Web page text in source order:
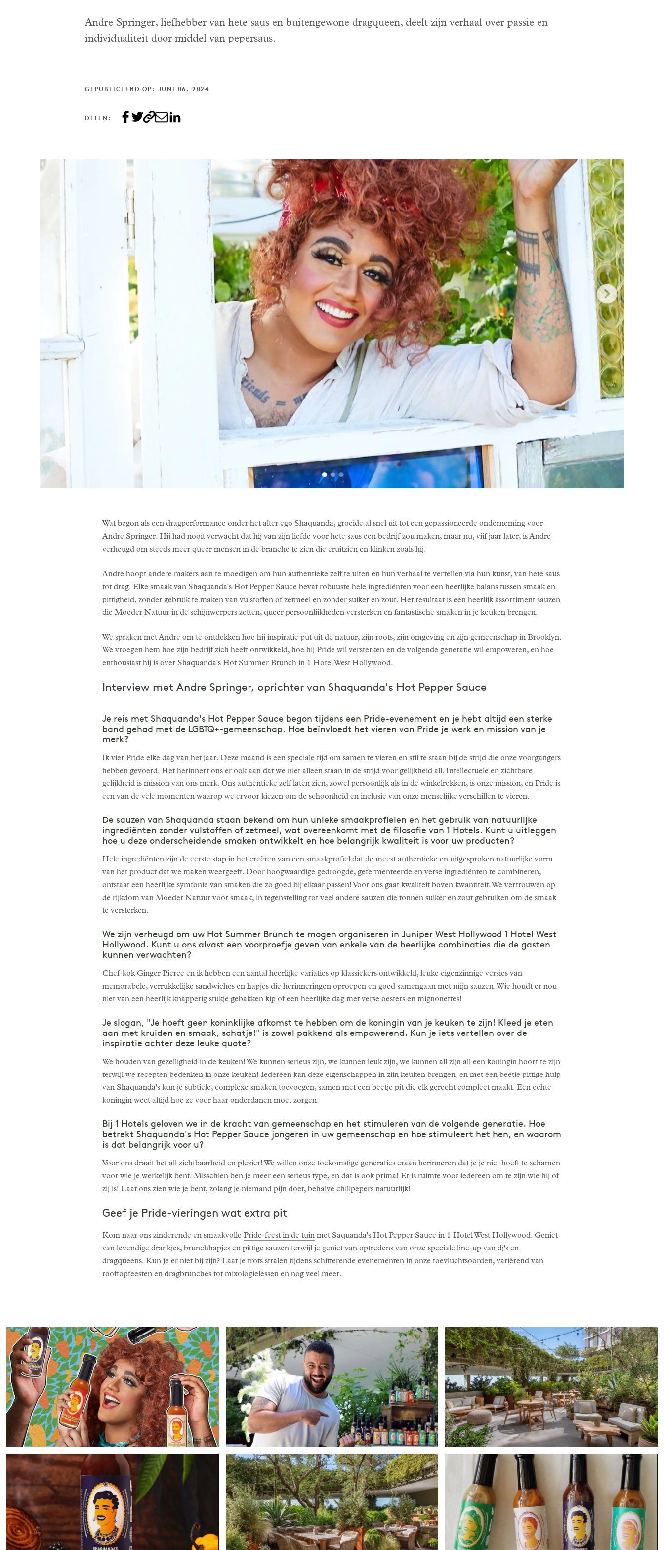
Andre Springer, liefhebber van hete saus en buitengewone dragqueen, deelt zijn verhaal over passie en
individualiteit door middel van pepersaus.
GEPUBLICEERD OP: JUNI 06, 2024
DELEN:
Wat begon als een dragperformance onder het alter ego Shaquanda, groeide al snel uit tot een gepassioneerde onderneming voor
Andre Springer. Hij had nooit verwacht dat hij van zijn liefde voor hete saus een bedrijf zou maken, maar nu, vijf jaar later, is Andre
verheugd om steeds meer queer mensen in de branche te zien die eruitzien en klinken zoals hij.
Andre hoopt andere makers aan te moedigen om hun authentieke zelf te uiten en hun verhaal te vertellen via hun kunst, van hete saus
tot drag. Elke smaak van Shaquanda's Hot Pepper Sauce bevat robuuste hele ingrediënten voor een heerlijke balans tussen smaak en
pittigheid, zonder gebruik te maken van vulstoffen of zetmeel en zonder suiker en zout. Het resultaat is een heerlijk assortiment sauzen
die Moeder Natuur in de schijnwerpers zetten, queer persoonlijkheden versterken en fantastische smaken in je keuken brengen.
We spraken met Andre om te ontdekken hoe hij inspiratie put uit de natuur, zijn roots, zijn omgeving en zijn gemeenschap in Brooklyn.
We vroegen hem hoe zijn bedrijf zich heeft ontwikkeld, hoe hij Pride wil versterken en de volgende generatie wil empoweren, en hoe
enthousiast hij is over Shaquanda's Hot Summer Brunch in 1 Hotel West Hollywood.
Interview met Andre Springer, oprichter van Shaquanda's Hot Pepper Sauce
Je reis met Shaquanda's Hot Pepper Sauce begon tijdens een Pride-evenement en je hebt altijd een sterke
band gehad met de LGBTQ+-gemeenschap. Hoe beïnvloedt het vieren van Pride je werk en mission van je
merk?
Ik vier Pride elke dag van het jaar. Deze maand is een speciale tijd om samen te vieren en stil te staan bij de strijd die onze voorgangers
hebben gevoerd. Het herinnert ons er ook aan dat we niet alleen staan in de strijd voor gelijkheid all. Intellectuele en zichtbare
gelijkheid is mission van ons merk. Ons authentieke zelf laten zien, zowel persoonlijk als in de winkelrekken, is onze mission, en Pride is
een van de vele momenten waarop we ervoor kiezen om de schoonheid en inclusie van onze menselijke verschillen te vieren.
De sauzen van Shaquanda staan bekend om hun unieke smaakprofielen en het gebruik van natuurlijke
ingrediënten zonder vulstoffen of zetmeel, wat overeenkomt met de filosofie van 1 Hotels. Kunt u uitleggen
hoe u deze onderscheidende smaken ontwikkelt en hoe belangrijk kwaliteit is voor uw producten?
Hele ingrediënten zijn de eerste stap in het creëren van een smaakprofiel dat de meest authentieke en uitgesproken natuurlijke vorm
van het product dat we maken weergeeft. Door hoogwaardige gedroogde, gefermenteerde en verse ingrediënten te combineren,
ontstaat een heerlijke symfonie van smaken die zo goed bij elkaar passen! Voor ons gaat kwaliteit boven kwantiteit. We vertrouwen op
de rijkdom van Moeder Natuur voor smaak, in tegenstelling tot veel andere sauzen die tonnen suiker en zout gebruiken om de smaak
te versterken.
We zijn verheugd om uw Hot Summer Brunch te mogen organiseren in Juniper West Hollywood 1 Hotel West
Hollywood. Kunt u ons alvast een voorproefje geven van enkele van de heerlijke combinaties die de gasten
kunnen verwachten?
Chef-kok Ginger Pierce en ik hebben een aantal heerlijke variaties op klassiekers ontwikkeld, leuke eigenzinnige versies van
memorabele, verrukkelijke sandwiches en hapjes die herinneringen oproepen en goed samengaan met mijn sauzen. Wie houdt er nou
niet van een heerlijk knapperig stukje gebakken kip of een heerlijke dag met verse oesters en mignonettes!
Je slogan, "Je hoeft geen koninklijke afkomst te hebben om de koningin van je keuken te zijn! Kleed je eten
aan met kruiden en smaak, schatje!" is zowel pakkend als empowerend. Kun je iets vertellen over de
inspiratie achter deze leuke quote?
We houden van gezelligheid in de keuken! We kunnen serieus zijn, we kunnen leuk zijn, we kunnen all zijn all een koningin hoort te zijn
terwijl we recepten bedenken in onze keuken! Iedereen kan deze eigenschappen in zijn keuken brengen, en met een beetje pittige hulp
van Shaquanda's kun je subtiele, complexe smaken toevoegen, samen met een beetje pit die elk gerecht compleet maakt. Een echte
koningin weet altijd hoe ze voor haar onderdanen moet zorgen.
Bij 1 Hotels geloven we in de kracht van gemeenschap en het stimuleren van de volgende generatie. Hoe
betrekt Shaquanda's Hot Pepper Sauce jongeren in uw gemeenschap en hoe stimuleert het hen, en waarom
is dat belangrijk voor u?
Voor ons draait het all zichtbaarheid en plezier! We willen onze toekomstige generaties eraan herinneren dat je je niet hoeft te schamen
voor wie je werkelijk bent. Misschien ben je meer een serieus type, en dat is ook prima! Er is ruimte voor iedereen om te zijn wie hij of
zij is! Laat ons zien wie je bent, zolang je niemand pijn doet, behalve chilipepers natuurlijk!
Geef je Pride-vieringen wat extra pit
Kom naar ons zinderende en smaakvolle Pride-feest in de tuin met Saquanda's Hot Pepper Sauce in 1 Hotel West Hollywood. Geniet
van levendige drankjes, brunchhapjes en pittige sauzen terwijl je geniet van optredens van onze speciale line-up van dj's en
dragqueens. Kun je er niet bij zijn? Laat je trots stralen tijdens schitterende evenementen in onze toevluchtsoorden, variërend van
rooftopfeesten en dragbrunches tot mixologielessen en nog veel meer.